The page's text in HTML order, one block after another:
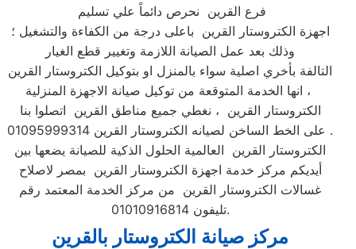
فرع القرين نحرص دائماً علي تسليم
اجهزة الكتروستار القرين باعلى درجة من الكفاءة والتشغيل ؛
وذلك بعد عمل الصيانة اللازمة وتغيير قطع الغيار
التالفة بأخري اصلية سواء بالمنزل او بتوكيل الكتروستار القرين
، انها الخدمة المتوقعة من توكيل صيانة الاجهزة المنزلية
الكتروستار القرين ، نغطي جميع مناطق القرين اتصلوا بنا
على الخط الساخن لصيانه الكتروستار القرين 01095999314 .
الكتروستار القرين العالمية الحلول الذكية للصيانة يضعها بين
أيديكم مركز خدمة اجهزة الكتروستار القرين بمصر لاصلاح
غسالات الكتروستار القرين من مركز الخدمة المعتمد رقم
تليفون 01010916814.
مركز صيانة الكتروستار بالقرين